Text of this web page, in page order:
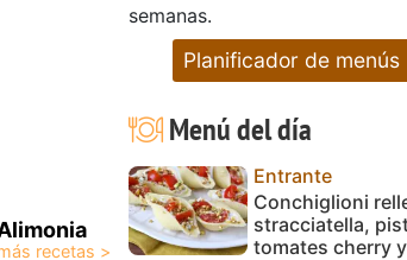
semanas.
Planificador de menús
Menú del día
Entrante
Conchiglioni
stracciatella,
tomates cherry